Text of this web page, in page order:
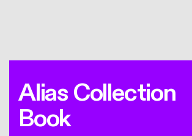
Alias Collection
Book